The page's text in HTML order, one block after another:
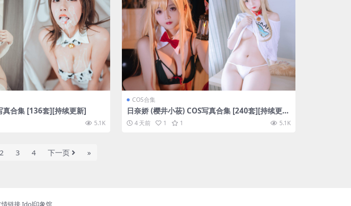
真合集 [136套][持续更新]
5.1K
COS合集
日奈娇 (樱井小莜) COS写真合集 [240套][持续更
新]4 天前 1 1 5.1K
2 3 4 下一页 »
情链接Idol印象馆